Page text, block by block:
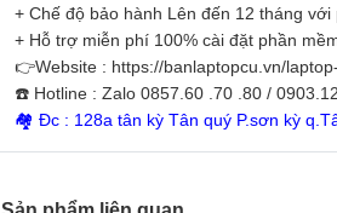
+ Chế độ bảo hành Lên đến 12 tháng với
+ Hỗ trợ miễn phí 100% cài đặt phần
👉Website : https://banlaptopcu.vn/
☎️ Hotline : Zalo 0857.60 .70 .80 /
🏘 Đc : 128a tân kỳ Tân quý P.sơn kỳ